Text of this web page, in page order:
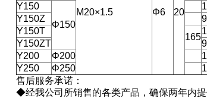
M20×1.5 Φ6 20
Y150
Φ150
Y150Z
Y150T
165
Y150ZT
Y200
Φ200
Y250
Φ250
售后服务承诺：
◆经我公司所销售的各类产品，确保两年内